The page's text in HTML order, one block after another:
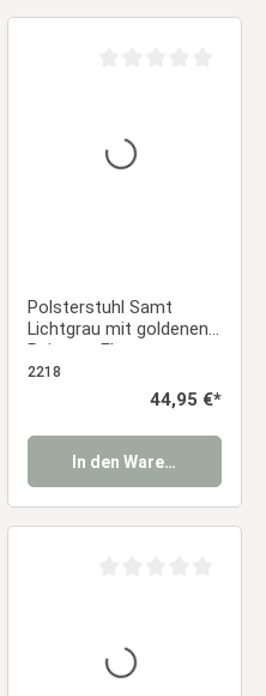
Polsterstuhl Samt
Lichtgrau mit goldenen
Beinen – Eleganter
Samtstuhl ohne
Armlehnen Essstuhl
2218
Regulärer Preis:
44,95 €*
In den Warenkorb